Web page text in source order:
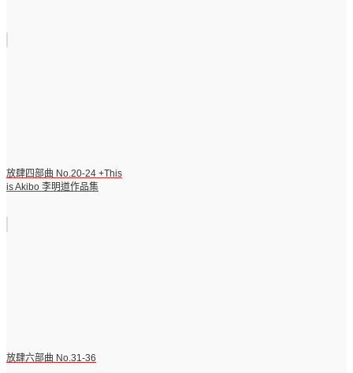
放肆四部曲 No.20-24 +This
is Akibo 李明道作品集
放肆六部曲 No.31-36